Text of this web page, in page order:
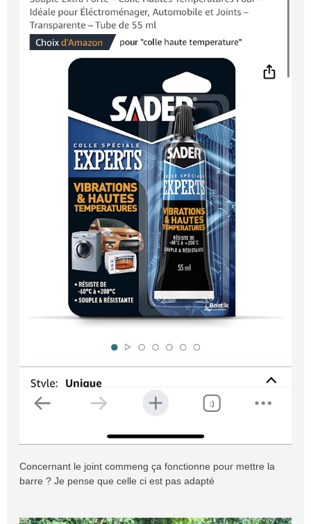
Concernant le joint commeng ça fonctionne pour mettre la
barre ? Je pense que celle ci est pas adapté